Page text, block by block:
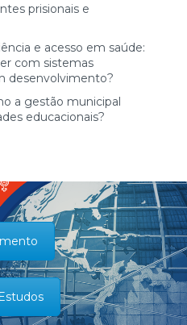
prisionais e
e acesso em saúde:
com sistemas
desenvolvimento?
a gestão municipal
educacionais?